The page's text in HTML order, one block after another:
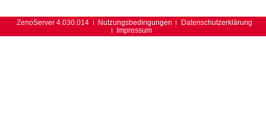
ZenoServer 4.030.014 Nutzungsbedingungen
Datenschutzerklärung
Impressum